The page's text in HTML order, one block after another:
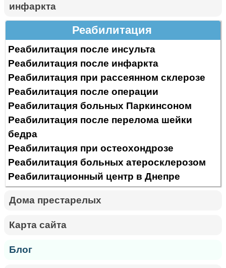
инфаркта
Реабилитация
Реабилитация после инсульта
Реабилитация после инфаркта
Реабилитация при рассеянном склерозе
Реабилитация после операции
Реабилитация больных Паркинсоном
Реабилитация после перелома шейки
бедра
Реабилитация при остеохондрозе
Реабилитация больных атеросклерозом
Реабилитационный центр в Днепре
Дома престарелых
Карта сайта
Блог